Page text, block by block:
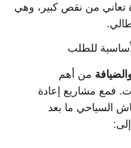
من نقص كبير، وهي
للطلب
من أهم
فمع مشاريع إعادة
السياحي ما بعد